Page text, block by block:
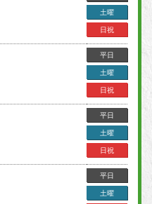
土曜
日祝
平日
土曜
日祝
平日
土曜
日祝
平日
土曜